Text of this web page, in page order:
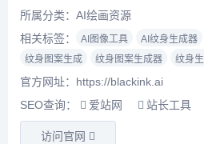
所属分类： AI绘画资源
相关标签：
AI图像工具 AI纹身生成器
纹身图案生成
纹身图案生成器 纹身
官方网址：https://blackink.ai
SEO查询：
爱站网 站长工具
访问官网